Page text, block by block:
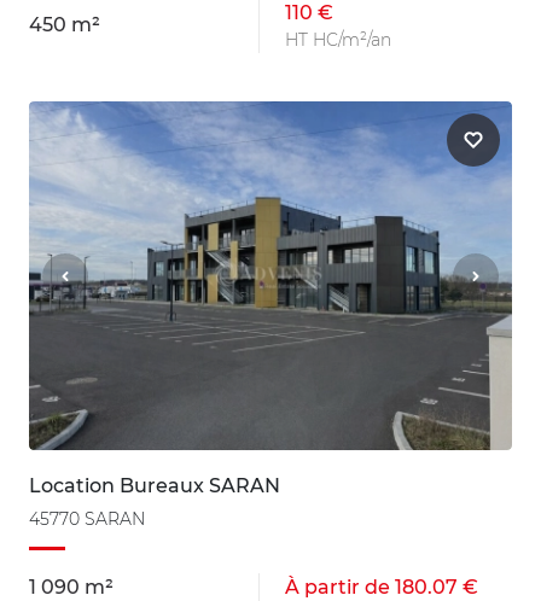
450 m²
110 €
HT HC/m²/an
Location Bureaux SARAN
45770 SARAN
1 090 m² À partir de 180.07 €